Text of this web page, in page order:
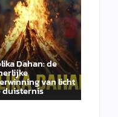
Dahan: de
van licht
duisternis